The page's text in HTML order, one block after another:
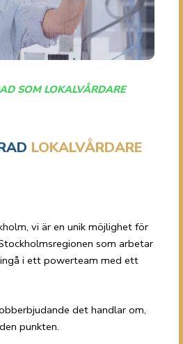
SOM LOKALVÅRDARE
LOKALVÅRDARE
vi är en unik möjlighet för
som arbetar
i ett powerteam med ett
det handlar om,
punkten.